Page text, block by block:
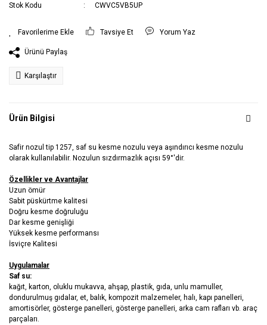
Stok Kodu
CWVC5VB5UP
Tavsiye Et Yorum Yaz
Ürünü Paylaş
Karşılaştır
Ürün Bilgisi
Safir nozul tip 1257, saf su kesme nozulu veya aşındırıcı kesme nozulu
olarak kullanılabilir. Nozulun sızdırmazlık açısı 59°'dir.
Özellikler ve Avantajlar
Uzun ömür
Sabit püskürtme kalitesi
Doğru kesme doğruluğu
Dar kesme genişliği
Yüksek kesme performansı
İsviçre Kalitesi
Uygulamalar
Saf su:
kağıt, karton, oluklu mukavva, ahşap, plastik, gıda, unlu mamuller,
dondurulmuş gıdalar, et, balık, kompozit malzemeler, halı, kapı panelleri,
amortisörler, gösterge panelleri, gösterge panelleri, arka cam rafları vb. araç
parçaları.